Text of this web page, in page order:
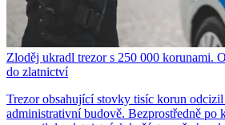
Zloděj ukradl trezor s 250 000 korunami.
do zlatnictví
Trezor obsahující stovky tisíc korun
administrativní budově. Bezprostředně po